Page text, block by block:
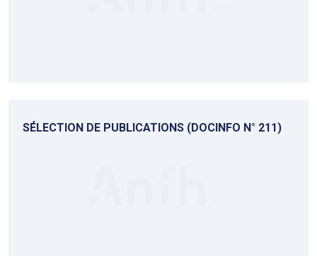
SÉLECTION DE PUBLICATIONS (DOCINFO N° 211)